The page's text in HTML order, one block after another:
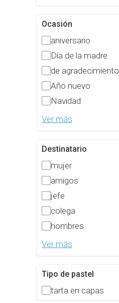
Ocasión
aniversario
Día de la madre
de agradecimiento
Año nuevo
Navidad
Ver más
Destinatario
mujer
amigos
jefe
colega
hombres
Ver más
Tipo de pastel
tarta en capas